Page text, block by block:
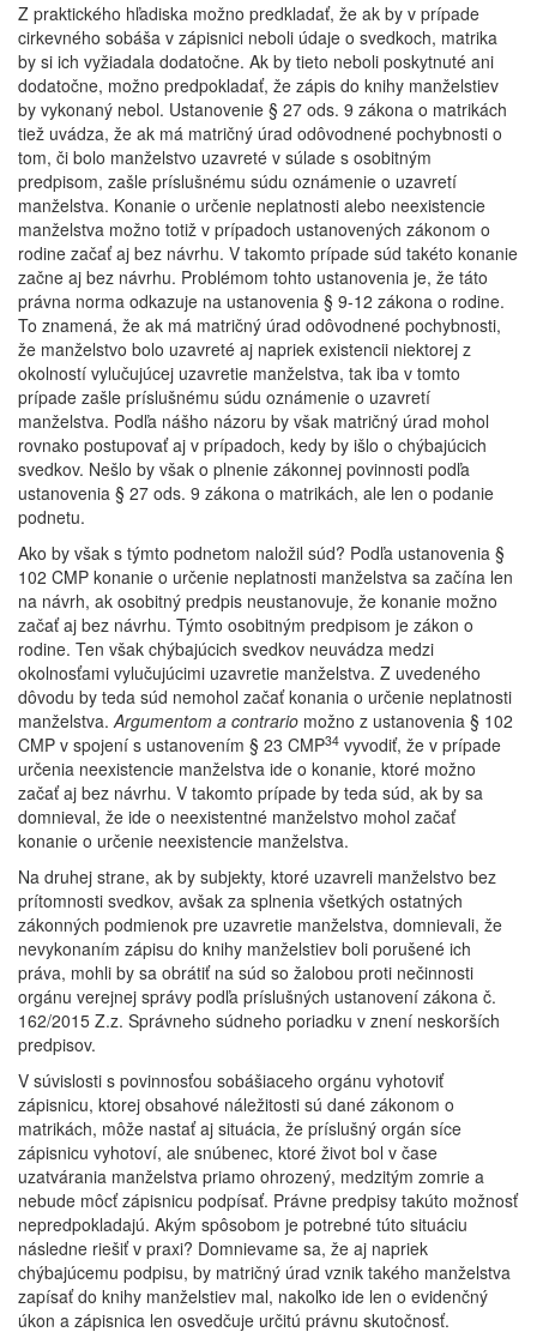
Z praktického hľadiska možno predkladať, že ak by v prípade
cirkevného sobáša v zápisnici neboli údaje o svedkoch, matrika
by si ich vyžiadala dodatočne. Ak by tieto neboli poskytnuté ani
dodatočne, možno predpokladať, že zápis do knihy manželstiev
by vykonaný nebol. Ustanovenie § 27 ods. 9 zákona o matrikách
tiež uvádza, že ak má matričný úrad odôvodnené pochybnosti o
tom, či bolo manželstvo uzavreté v súlade s osobitným
predpisom, zašle príslušnému súdu oznámenie o uzavretí
manželstva. Konanie o určenie neplatnosti alebo neexistencie
manželstva možno totiž v prípadoch ustanovených zákonom o
rodine začať aj bez návrhu. V takomto prípade súd takéto konanie
začne aj bez návrhu. Problémom tohto ustanovenia je, že táto
právna norma odkazuje na ustanovenia § 9-12 zákona o rodine.
To znamená, že ak má matričný úrad odôvodnené pochybnosti,
že manželstvo bolo uzavreté aj napriek existencii niektorej z
okolností vylučujúcej uzavretie manželstva, tak iba v tomto
prípade zašle príslušnému súdu oznámenie o uzavretí
manželstva. Podľa nášho názoru by však matričný úrad mohol
rovnako postupovať aj v prípadoch, kedy by išlo o chýbajúcich
svedkov. Nešlo by však o plnenie zákonnej povinnosti podľa
ustanovenia § 27 ods. 9 zákona o matrikách, ale len o podanie
podnetu.
Ako by však s týmto podnetom naložil súd? Podľa ustanovenia §
102 CMP konanie o určenie neplatnosti manželstva sa začína len
na návrh, ak osobitný predpis neustanovuje, že konanie možno
začať aj bez návrhu. Týmto osobitným predpisom je zákon o
rodine. Ten však chýbajúcich svedkov neuvádza medzi
okolnosťami vylučujúcimi uzavretie manželstva. Z uvedeného
dôvodu by teda súd nemohol začať konania o určenie neplatnosti
manželstva.Argumentom a contrario možno z ustanovenia § 102
CMP v spojení s ustanovením § 23 CMP34 vyvodiť, že v prípade
určenia neexistencie manželstva ide o konanie, ktoré možno
začať aj bez návrhu. V takomto prípade by teda súd, ak by sa
domnieval, že ide o neexistentné manželstvo mohol začať
konanie o určenie neexistencie manželstva.
Na druhej strane, ak by subjekty, ktoré uzavreli manželstvo bez
prítomnosti svedkov, avšak za splnenia všetkých ostatných
zákonných podmienok pre uzavretie manželstva, domnievali, že
nevykonaním zápisu do knihy manželstiev boli porušené ich
práva, mohli by sa obrátiť na súd so žalobou proti nečinnosti
orgánu verejnej správy podľa príslušných ustanovení zákona č.
162/2015 Z.z. Správneho súdneho poriadku v znení neskorších
predpisov.
V súvislosti s povinnosťou sobášiaceho orgánu vyhotoviť
zápisnicu, ktorej obsahové náležitosti sú dané zákonom o
matrikách, môže nastať aj situácia, že príslušný orgán síce
zápisnicu vyhotoví, ale snúbenec, ktoré život bol v čase
uzatvárania manželstva priamo ohrozený, medzitým zomrie a
nebude môcť zápisnicu podpísať. Právne predpisy takúto možnosť
nepredpokladajú. Akým spôsobom je potrebné túto situáciu
následne riešiť v praxi? Domnievame sa, že aj napriek
chýbajúcemu podpisu, by matričný úrad vznik takého manželstva
zapísať do knihy manželstiev mal, nakoľko ide len o evidenčný
úkon a zápisnica len osvedčuje určitú právnu skutočnosť.